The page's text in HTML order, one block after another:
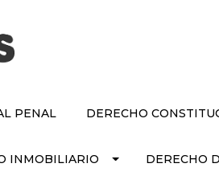
PENAL DERECHO
INMOBILIARIO DERECHO